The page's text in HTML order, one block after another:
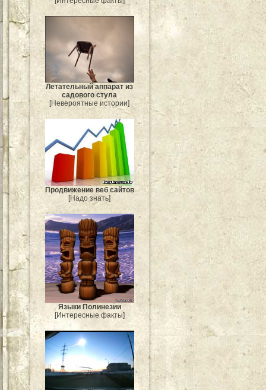
Летательный аппарат из
садового стула
[Невероятные истории]
Продвижение веб сайтов
[Надо знать]
Языки Полинезии
[Интересные факты]